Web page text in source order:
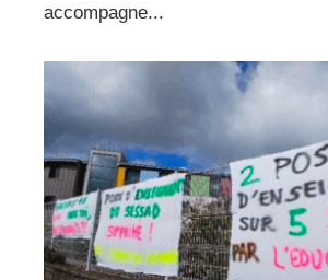
accompagne...